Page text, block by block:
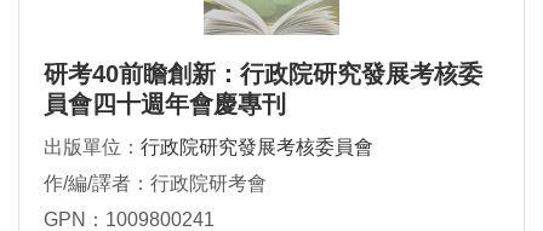
研考40前瞻創新：行政院研究發展考核委
員會四十週年會慶專刊
出版單位： 行政院研究發展考核委員會
作/編/譯者：行政院研考會
GPN：1009800241